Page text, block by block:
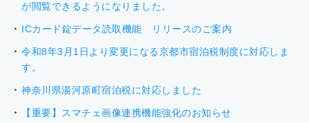
が閲覧できるようになりました。
ICカード錠データ読取機能 リリースのご案内
令和8年3月1日より変更になる京都市宿泊税制度に対応しま
す。
神奈川県湯河原町宿泊税に対応しました
【重要】スマチェ画像連携機能強化のお知らせ